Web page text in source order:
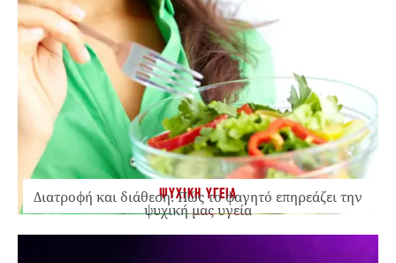
ΨΥΧΙΚΗ ΥΓΕΙΑ
Διατροφή και διάθεση: Πώς το φαγητό επηρεάζει την
ψυχική μας υγεία